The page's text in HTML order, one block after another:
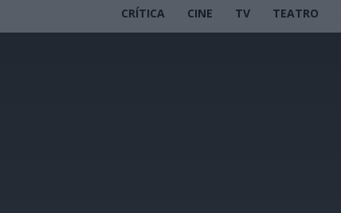
CRÍTICA CINE TV TEATRO